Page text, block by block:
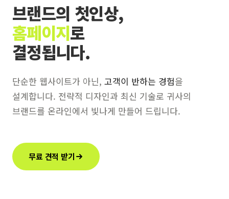
브랜드의 첫인상,
홈페이지로
결정됩니다.
단순한 웹사이트가 아닌, 고객이 반하는 경험을
설계합니다. 전략적 디자인과 최신 기술로 귀사의
브랜드를 온라인에서 빛나게 만들어 드립니다.
무료 견적 받기